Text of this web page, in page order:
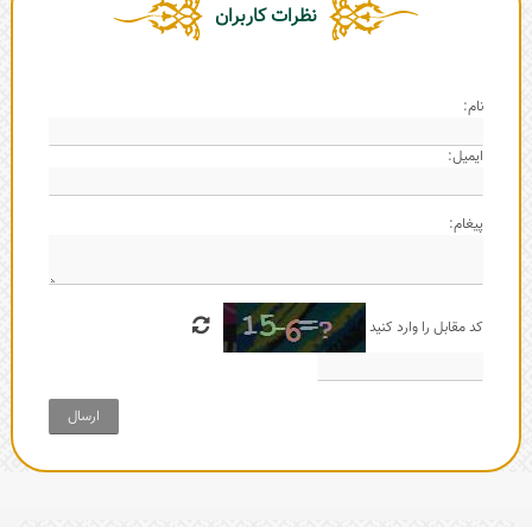
نظرات کاربران
نام:
ایمیل:
پیغام:
کد مقابل را وارد کنید
ارسال